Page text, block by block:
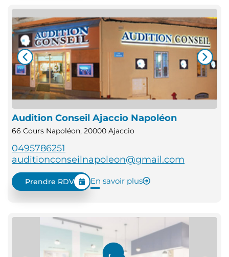
Audition Conseil Ajaccio Napoléon
66 Cours Napoléon, 20000 Ajaccio
0495786251
auditionconseilnapoleon@gmail.com
Prendre RDV En savoir plus